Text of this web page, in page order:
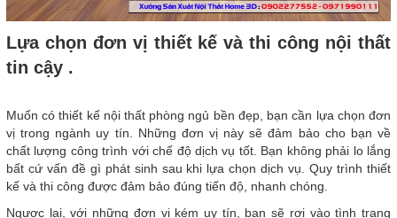
Lựa chọn đơn vị thiết kế và thi công nội thất
tin cậy .
Muốn có thiết kế nội thất phòng ngủ bền đẹp, bạn cần lựa chọn đơn
vị trong ngành uy tín. Những đơn vị này sẽ đảm bảo cho bạn về
chất lượng công trình với chế độ dịch vụ tốt. Bạn không phải lo lắng
bất cứ vấn đề gì phát sinh sau khi lựa chọn dịch vụ. Quy trình thiết
kế và thi công được đảm bảo đúng tiến độ, nhanh chóng.
Ngược lại, với những đơn vị kém uy tín, bạn sẽ rơi vào tình trạng